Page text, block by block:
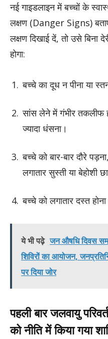
नई गाइडलाइन में बच्चों के
लक्षण (Danger Signs)
लक्षण दिखाई दें, तो उसे बिना
होगा:
बच्चे का दूध न पीना या
सांस लेने में गंभीर तकलीफ
ज्यादा धंसना।
बच्चे को बार-बार दौरे
लगातार सुस्ती या बेहोशी
बच्चे को लगातार दस्त
ये भी पढ़े जन औषधि दिवस
शिविरों का आयोजन,
पर दिया जोर
पहली बार जलवायु
को नीति में किया गया